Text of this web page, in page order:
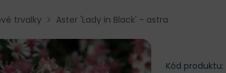
trvalky Aster 'Lady in Black' - astra
Kód produktu: